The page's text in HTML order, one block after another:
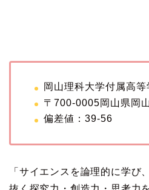
岡山理科大学付属高等
〒700-0005岡山県岡
偏差値：39-56
「サイエンスを論理的に学び